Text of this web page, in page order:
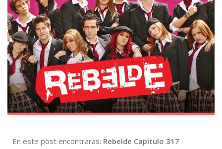
En este post encontrarás: Rebelde Capítulo 317